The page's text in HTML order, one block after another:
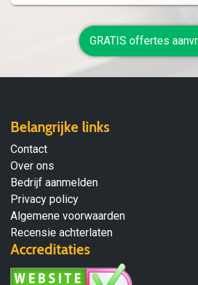
GRATIS offertes
Belangrijke links
Contact
Over ons
Bedrijf aanmelden
Privacy policy
Algemene voorwaarden
Recensie achterlaten
Accreditaties